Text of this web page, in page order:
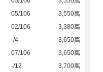
05/106
3,550萬
02/106
3,380萬
-/4
3,650萬
07/106
3,650萬
-/12
3,700萬